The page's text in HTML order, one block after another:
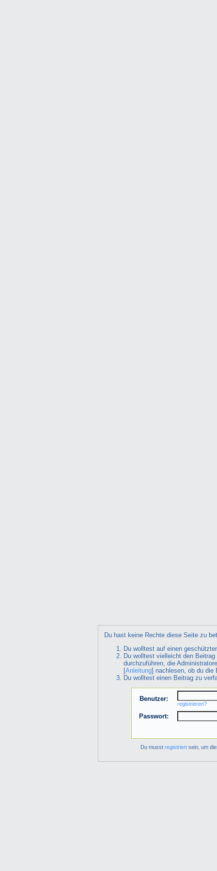
Du hast keine Rechte diese Seite zu
Du wolltest auf einen
Du wolltest vielleicht den
durchzuführen, die
[Anleitung] nachlesen, ob du die
Du wolltest einen Beitrag zu
Benutzer:
registrieren?
Passwort:
Du musstregistriert sein, um